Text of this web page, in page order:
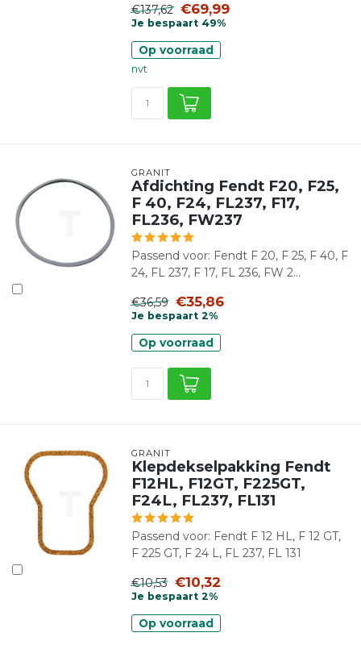
€137,62 €69,99
Je bespaart 49%
Op voorraad
nvt
GRANIT
Afdichting Fendt F20, F25,
F 40, F24, FL237, F17,
FL236, FW237
Passend voor: Fendt F 20, F 25, F 40, F
24, FL 237, F 17, FL 236, FW 2...
€36,59 €35,86
Je bespaart 2%
Op voorraad
GRANIT
Klepdekselpakking Fendt
F12HL, F12GT, F225GT,
F24L, FL237, FL131
Passend voor: Fendt F 12 HL, F 12 GT,
F 225 GT, F 24 L, FL 237, FL 131
€10,53 €10,32
Je bespaart 2%
Op voorraad